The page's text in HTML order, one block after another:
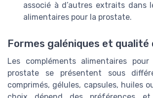
associé à d’autres extraits dans
alimentaires pour la prostate.
Formes galéniques et
Les compléments alimentaires
prostate se présentent sous
comprimés, gélules, capsules, huiles